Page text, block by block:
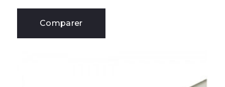
Comparer